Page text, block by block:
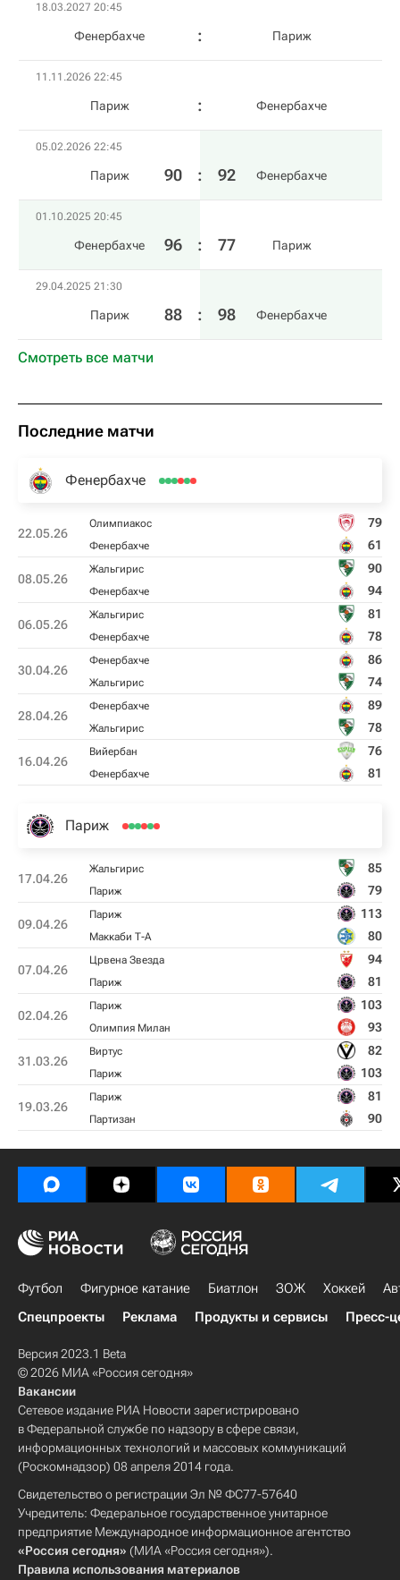
18.03.2027 20:45
Фенербахче Париж
11.11.2026 22:45
Париж Фенербахче
05.02.2026 22:45
Париж 90 : 92 Фенербахче
01.10.2025 20:45
Фенербахче 96 : 77 Париж
29.04.2025 21:30
Париж 88 : 98 Фенербахче
Смотреть все матчи
Последние матчи
Фенербахче
22.05.26
Олимпиакос 79
Фенербахче 61
08.05.26
Жальгирис 90
Фенербахче 94
06.05.26
Жальгирис 81
Фенербахче 78
30.04.26
Фенербахче 86
Жальгирис 74
28.04.26
Фенербахче 89
Жальгирис 78
16.04.26
Вийербан 76
Фенербахче 81
Париж
17.04.26
Жальгирис 85
Париж 79
09.04.26
Париж 113
Маккаби Т-А 80
07.04.26
Црвена Звезда 94
Париж 81
02.04.26
Париж 103
Олимпия Милан 93
31.03.26
Виртус 82
Париж 103
19.03.26
Париж 81
Партизан 90
Футбол Фигурное катание Биатлон ЗОЖ Хоккей
Спецпроекты
Реклама Продукты и сервисы Пресс-
Версия 2023.1 Beta
© 2026 МИА «Россия сегодня»
Вакансии
Сетевое издание РИА Новости зарегистрировано
в Федеральной службе по надзору в сфере связи,
информационных технологий и массовых коммуникаций
(Роскомнадзор) 08 апреля 2014 года.
Свидетельство о регистрации Эл № ФС77-57640
Учредитель: Федеральное государственное унитарное
предприятие Международное информационное агентство
«Россия сегодня» (МИА «Россия сегодня»).
Правила использования материалов